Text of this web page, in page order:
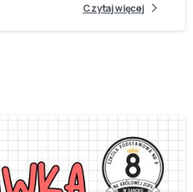
Czytaj więcej